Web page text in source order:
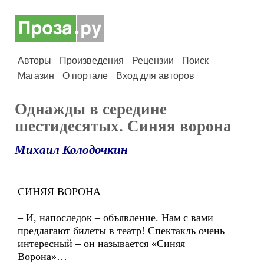
Авторы Произведения Рецензии
Поиск
Магазин
О портале Вход для авторов
Однажды в середине
шестидесятых. Синяя ворона
Михаил Колодочкин
СИНЯЯ ВОРОНА
– И, напоследок – объявление. Нам с вами
предлагают билеты в театр! Спектакль очень
интересный – он называется «Синяя
Ворона»…